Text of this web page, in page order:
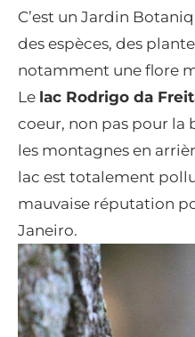
C’est un Jardin
des espèces, des
notamment une flore
Le lac Rodrigo da
coeur, non pas pour la
les montagnes en
lac est totalement
mauvaise réputation
Janeiro.